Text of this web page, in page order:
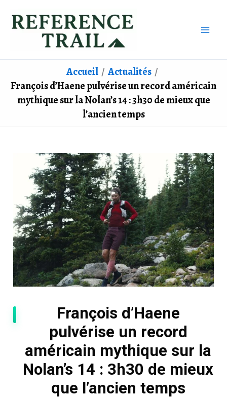
Accueil
Actualités
François d’Haene pulvérise un record américain
mythique sur la Nolan’s 14 : 3h30 de mieux que
l’ancien temps
François d’Haene
pulvérise un record
américain mythique sur la
Nolan’s 14 : 3h30 de mieux
que l’ancien temps